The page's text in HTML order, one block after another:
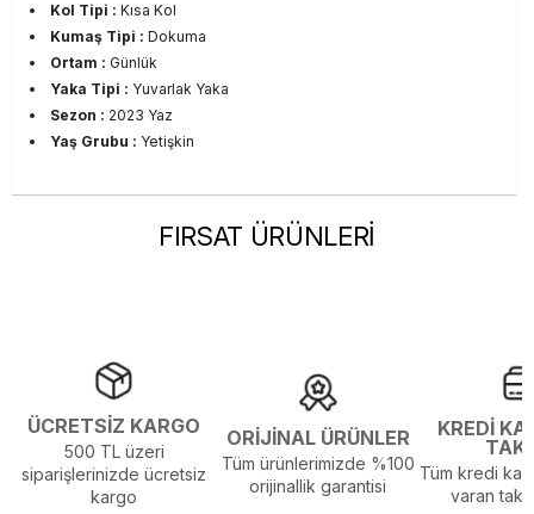
Kol Tipi : Kısa Kol
Kumaş Tipi : Dokuma
Ortam : Günlük
Yaka Tipi : Yuvarlak Yaka
Sezon : 2023 Yaz
Yaş Grubu : Yetişkin
FIRSAT ÜRÜNLERİ
ÜCRETSİZ KARGO
500 TL üzeri
siparişlerinizde ücretsiz
kargo
ORİJİNAL ÜRÜNLER
Tüm ürünlerimizde %100
orijinallik garantisi
KREDİ
Tüm kredi
varan